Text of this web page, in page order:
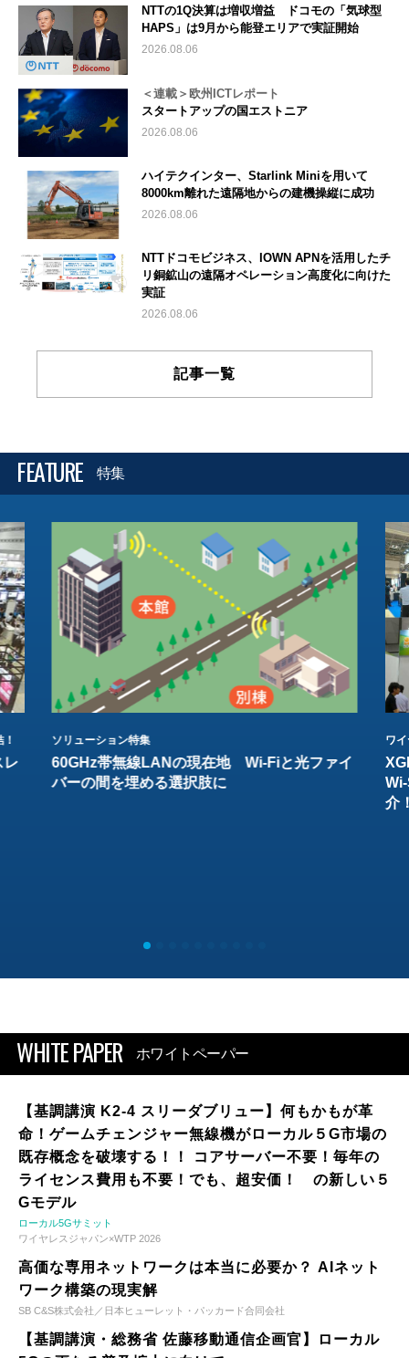
NTTの1Q決算は増収増益 ドコモの「気球型
HAPS」は9月から能登エリアで実証開始
2026.08.06
＜連載＞欧州ICTレポート
スタートアップの国エストニア
2026.08.06
ハイテクインター、Starlink Miniを用いて
8000km離れた遠隔地からの建機操縦に成功
2026.08.06
NTTドコモビジネス、IOWN APNを活用したチ
リ銅鉱山の遠隔オペレーション高度化に向けた
実証
2026.08.06
記事一覧
FEATURE 特集
レ
ソリューション特集
60GHz帯無線LANの現在地 Wi-Fiと光ファイ
バーの間を埋める選択肢に
ワ
介
WHITE PAPER ホワイトペーパー
【基調講演 K2-4 スリーダブリュー】何もかもが革
命！ゲームチェンジャー無線機がローカル５G市場の
既存概念を破壊する！！ コアサーバー不要！毎年の
ライセンス費用も不要！でも、超安価！ の新しい５
Gモデル
ローカル5Gサミット
ワイヤレスジャパン×WTP 2026
高価な専用ネットワークは本当に必要か？ AIネット
ワーク構築の現実解
SB C&S株式会社／日本ヒューレット・パッカード合同会社
【基調講演・総務省 佐藤移動通信企画官】ローカル